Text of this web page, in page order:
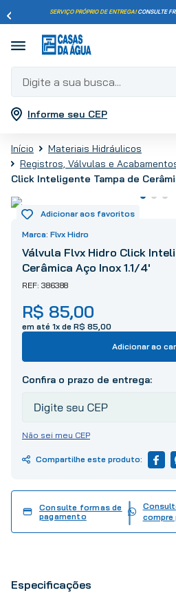
SERVIÇO PRÓPRIO DE ENTREGA!CONSULTE
Digite a sua busca...
Informe seu CEP
Materiais Hidráulicos
Registros, Válvulas e
Click Inteligente Tampa de
Flvx Hidro
Válvula Flvx Hidro Click
Cerâmica Aço Inox 1.1/4'
386388
R$ 85,00
em até 1x de R$ 85 00
Adicionar ao
Não sei meu CEP
Consulte formas de
pagamento
compre
Especificações
Termos mais buscados
º
porcelanato
3 º
piso
5
º
vaso sanitário
6º
chuveiro
7º
cimento
8º
torneira
10º tinta